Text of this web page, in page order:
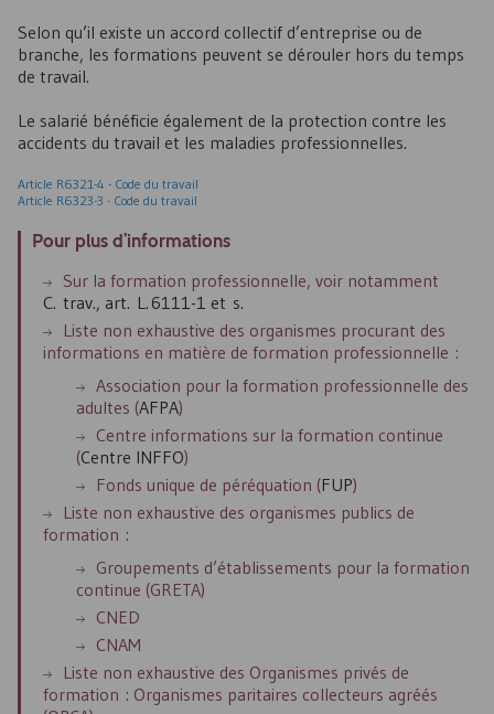
Selon qu’il existe un accord collectif d’entreprise ou de
branche, les formations peuvent se dérouler hors du temps
de travail.
Le salarié bénéficie également de la protection contre les
accidents du travail et les maladies professionnelles.
Article R6321-4 - Code du travail
Article R6323-3 - Code du travail
Pour plus d’informations
Sur la formation professionnelle, voir notamment
C. trav., art. L. 6111-1 et s.
Liste non exhaustive des organismes procurant des
informations en matière de formation professionnelle :
Association pour la formation professionnelle des
adultes (AFPA)
Centre informations sur la formation continue
(Centre INFFO)
Fonds unique de péréquation (FUP)
Liste non exhaustive des organismes publics de
formation :
Groupements d’établissements pour la formation
continue (GRETA)
CNED
CNAM
Liste non exhaustive des Organismes privés de
formation : Organismes paritaires collecteurs agréés